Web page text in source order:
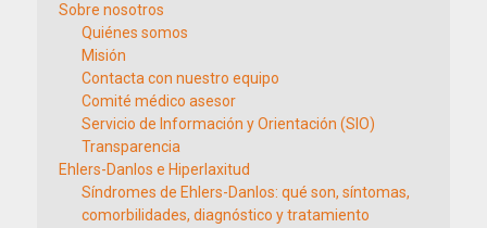
Sobre nosotros
Quiénes somos
Misión
Contacta con nuestro equipo
Comité médico asesor
Servicio de Información y Orientación (SIO)
Transparencia
Ehlers-Danlos e Hiperlaxitud
Síndromes de Ehlers-Danlos: qué son, síntomas,
comorbilidades, diagnóstico y tratamiento